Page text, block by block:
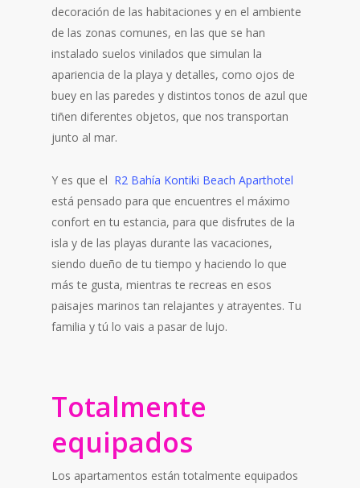
decoración de las habitaciones y en el ambiente
de las zonas comunes, en las que se han
instalado suelos vinilados que simulan la
apariencia de la playa y detalles, como ojos de
buey en las paredes y distintos tonos de azul que
tiñen diferentes objetos, que nos transportan
junto al mar.
Y es que el R2 Bahía Kontiki Beach Aparthotel
está pensado para que encuentres el máximo
confort en tu estancia, para que disfrutes de la
isla y de las playas durante las vacaciones,
siendo dueño de tu tiempo y haciendo lo que
más te gusta, mientras te recreas en esos
paisajes marinos tan relajantes y atrayentes. Tu
familia y tú lo vais a pasar de lujo.
Totalmente
equipados
Los apartamentos están totalmente equipados